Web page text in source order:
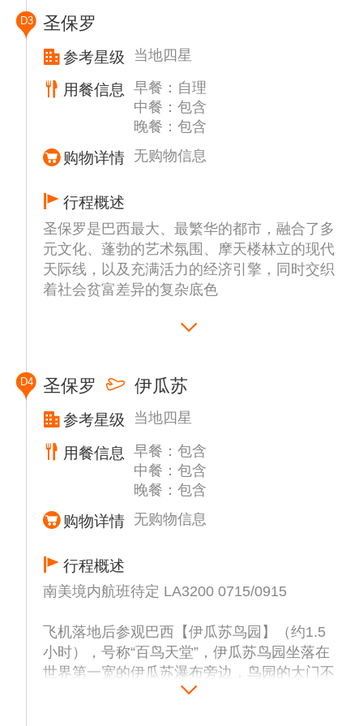
D3 圣保罗
参考星级 当地四星
用餐信息
早餐：自理
中餐：包含
晚餐：包含
购物详情 无购物信息
行程概述
圣保罗是巴西最大、最繁华的都市，融合了多
元文化、蓬勃的艺术氛围、摩天楼林立的现代
天际线，以及充满活力的经济引擎，同时交织
着社会贫富差异的复杂底色
航班抵达后，前往圣保罗市区游览，首站抵达
年设计，它原本是殖民贵族的宫殿，后改建为
博物馆，以纪念巴西的独立历史。由于时间较
早，博物馆未开放，在这里逛逛后花园，也是
一个很不错的选择。
坡道尽头就是【独立纪念碑】（约30分钟），
碑上的人物和铜像是纪念为巴西独立作出贡献
的佩德罗一世和其他著名人士。碑下是巴西皇
帝佩德罗一世及其皇后的墓地。纪念碑下的圣
火终年不熄，与迎风飘扬的巴西国旗遥相呼
应。
由于市区的太多的流浪汉，存在不安全因素，
我们将开启一段市区游览，会经过特式风格的
【主教大教堂】，【开拓者雕像】等。
D4 圣保罗 伊瓜苏
参考星级 当地四星
用餐信息
早餐：包含
中餐：包含
晚餐：包含
购物详情 无购物信息
行程概述
南美境内航班待定 LA3200 0715/0915
飞机落地后参观巴西【伊瓜苏鸟园】（约1.5
小时），号称“百鸟天堂”，伊瓜苏鸟园坐落在
世界第一宽的伊瓜苏瀑布旁边，鸟园的大门不
太显眼，很容易让人错过，游客很难想到在这